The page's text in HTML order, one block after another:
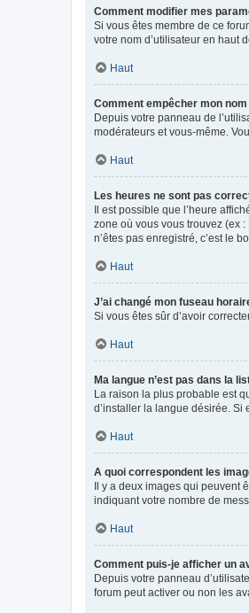
Comment modifier mes
Si vous êtes membre de ce
votre nom d’utilisateur en haut
Haut
Comment empêcher mon
Depuis votre panneau de
modérateurs et vous-même.
Haut
Les heures ne sont pas
Il est possible que l’heure
zone où vous vous trouvez (ex
n’êtes pas enregistré, c’est le
Haut
J’ai changé mon fuseau
Si vous êtes sûr d’avoir
Haut
Ma langue n’est pas dans la
La raison la plus probable est
d’installer la langue désirée. Si
Haut
A quoi correspondent les
Il y a deux images qui peuvent
indiquant votre nombre de
Haut
Comment puis-je afficher un
Depuis votre panneau
forum peut activer ou non les